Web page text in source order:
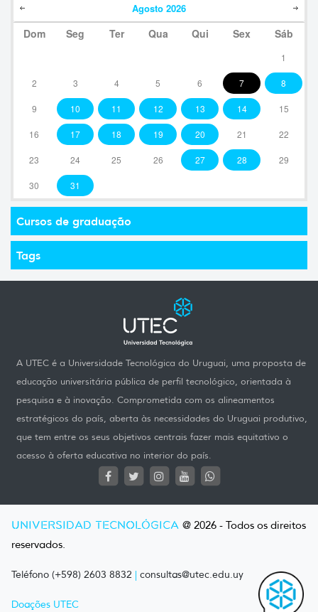
Agosto 2026
Dom Seg Ter Qua Qui Sex Sáb
1
2 3 4 5 6 7 8
9 10 11 12 13 14 15
16 17 18 19 20 21 22
23 24 25 26 27 28 29
30 31
Cursos de graduação
Tags
A UTEC é a Universidade Tecnológica do Uruguai, uma proposta de
educação universitária pública de perfil tecnológico, orientada à
pesquisa e à inovação. Comprometida com os alineamentos
estratégicos do país, aberta às necessidades do Uruguai produtivo,
que tem entre os seus objetivos centrais fazer mais equitativo o
acesso à oferta educativa no interior do país.
UNIVERSIDAD TECNOLÓGICA @ 2026 - Todos os direitos
reservados.
Teléfono (+598) 2603 8832 | consultas@utec.edu.uy
Doações UTEC